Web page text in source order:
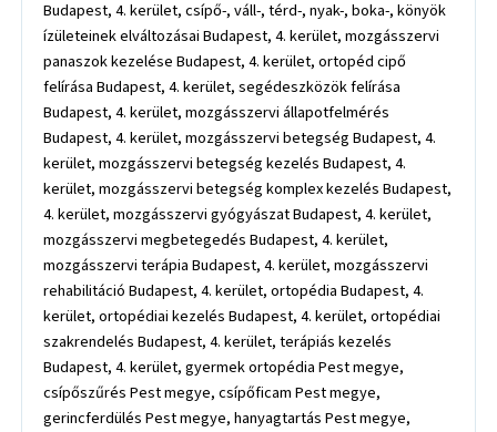
Budapest, 4. kerület, csípő-, váll-, térd-, nyak-, boka-, könyök
ízületeinek elváltozásai Budapest, 4. kerület, mozgásszervi
panaszok kezelése Budapest, 4. kerület, ortopéd cipő
felírása Budapest, 4. kerület, segédeszközök felírása
Budapest, 4. kerület, mozgásszervi állapotfelmérés
Budapest, 4. kerület, mozgásszervi betegség Budapest, 4.
kerület, mozgásszervi betegség kezelés Budapest, 4.
kerület, mozgásszervi betegség komplex kezelés Budapest,
4. kerület, mozgásszervi gyógyászat Budapest, 4. kerület,
mozgásszervi megbetegedés Budapest, 4. kerület,
mozgásszervi terápia Budapest, 4. kerület, mozgásszervi
rehabilitáció Budapest, 4. kerület, ortopédia Budapest, 4.
kerület, ortopédiai kezelés Budapest, 4. kerület, ortopédiai
szakrendelés Budapest, 4. kerület, terápiás kezelés
Budapest, 4. kerület, gyermek ortopédia Pest megye,
csípőszűrés Pest megye, csípőficam Pest megye,
gerincferdülés Pest megye, hanyagtartás Pest megye,